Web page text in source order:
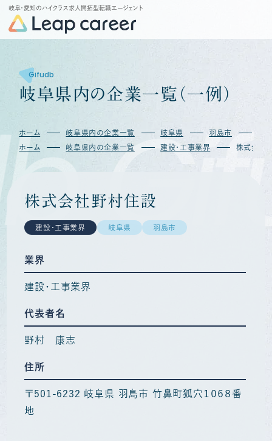
岐阜・愛知のハイクラス求人開拓型転職エージェント
Gifudb
岐阜県 内の企業一覧 （ 一例 ）
ホーム 岐阜県内の企業一覧 岐阜県 羽島市
ホーム
岐阜県内の企業一覧 建設・工事業界 株式会社
株式会社野村住設
建設・工事業界 岐阜県 羽島市
業界
建設・工事業界
代表者名
野村 康志
住所
〒501-6232 岐阜県 羽島市 竹鼻町狐穴１０６８番
地